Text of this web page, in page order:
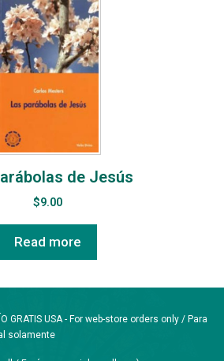
de Jesús
$9.00
Read more
GRATIS USA - For web-store orders only / Para
solamente